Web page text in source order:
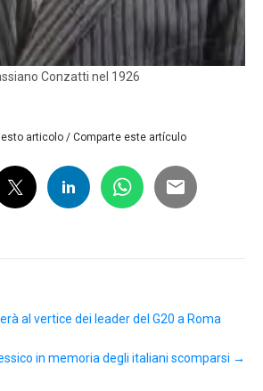
Conzatti nel 1926
articolo / Comparte este artículo
al vertice dei leader del G20 a Roma
in memoria degli italiani scomparsi →